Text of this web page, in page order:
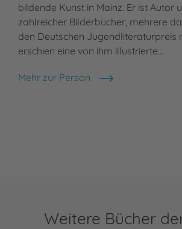
bildende Kunst in Mainz. Er ist Autor
zahlreicher Bilderbücher, mehrere
den Deutschen Jugendliteraturpreis
erschien eine von ihm illustrierte…
Mehr zur Person
Sebastian Meschenmoser
Weitere Bücher